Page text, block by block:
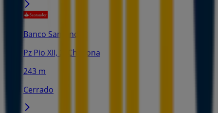
Banco Santander
Pz Pio XII, 2, Chipiona
243 m
Cerrado